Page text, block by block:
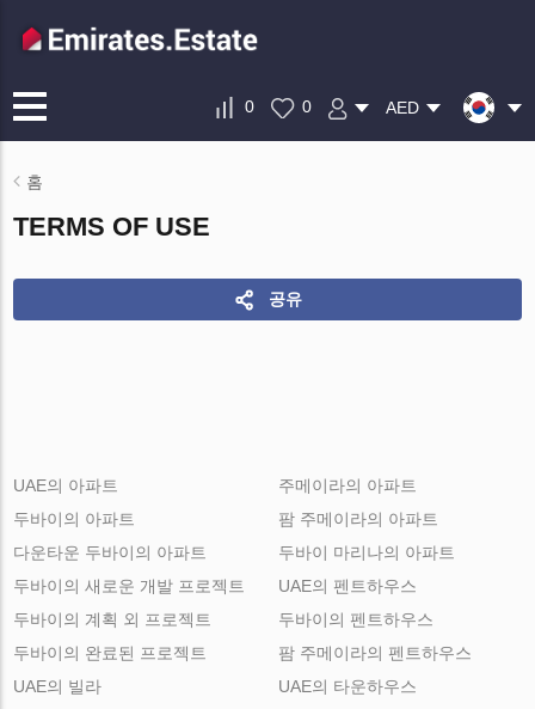
0 0 AED
홈
TERMS OF USE
공유
UAE의 아파트
두바이의 아파트
다운타운 두바이의 아파트
주메이라의 아파트
팜 주메이라의 아파트
두바이 마리나의 아파트
두바이의 새로운 개발 프로젝트
두바이의 계획 외 프로젝트
두바이의 완료된 프로젝트
UAE의 펜트하우스
두바이의 펜트하우스
팜 주메이라의 펜트하우스
UAE의 빌라
UAE의 타운하우스